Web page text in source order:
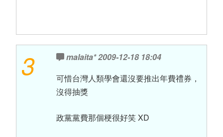
3 malaita*2009-12-18 18:04
可惜台灣人類學會還沒要推出年費禮券，
沒得抽獎
政黨黨費那個梗很好笑 XD